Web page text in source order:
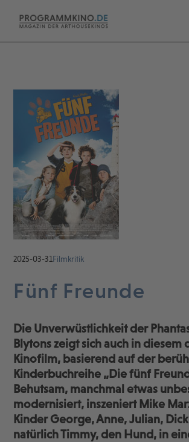
2025-03-31Filmkritik
Fünf Freunde
Die Unverwüstlichkeit der
Blytons zeigt sich auch in diesem
Kinofilm, basierend auf der
Kinderbuchreihe „Die fünf
Behutsam, manchmal etwas
modernisiert, inszeniert Mike
Kinder George, Anne, Julian,
natürlich Timmy, den Hund, in